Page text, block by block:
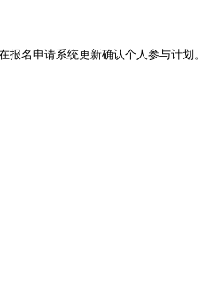
名申请系统更新确认个人参与计划。